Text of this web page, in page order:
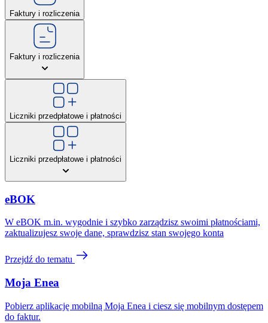
Faktury i rozliczenia
Faktury i rozliczenia
Liczniki przedpłatowe i płatności
Liczniki przedpłatowe i płatności
eBOK
W eBOK m.in. wygodnie i szybko zarządzisz swoimi płatnościami,
zaktualizujesz swoje dane, sprawdzisz stan swojego konta
Przejdź do tematu
Moja Enea
Pobierz aplikację mobilną Moja Enea i ciesz się mobilnym dostępem
do faktur.